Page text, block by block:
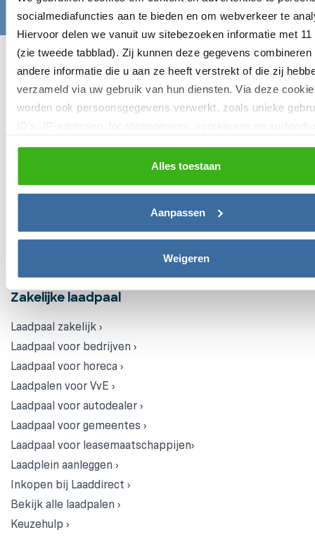
socialmediafuncties aan te bieden en om webverkeer te
Hiervoor delen we vanuit uw sitebezoeken informatie met 11
(zie tweede tabblad). Zij kunnen deze gegevens combineren
andere informatie die u aan ze heeft verstrekt of die zij
verzameld via uw gebruik van hun diensten. Via deze
worden ook persoonsgegevens verwerkt, zoals unieke
gegevens en dit later aanpassen via het icoon linksonder of
Alles toestaan
Aanpassen
Weigeren
Laadpaal voor particulieren
Laadpalen voor thuis ›
Laadpaal betalen in termijnen ›
Keuzehulp ›
Zakelijke laadpaal
Laadpaal zakelijk ›
Laadpaal voor bedrijven ›
Laadpaal voor horeca ›
Laadpalen voor VvE ›
Laadpaal voor autodealer ›
Laadpaal voor gemeentes ›
Laadpaal voor leasemaatschappijen›
Laadplein aanleggen ›
Inkopen bij Laaddirect ›
Bekijk alle laadpalen ›
Keuzehulp ›